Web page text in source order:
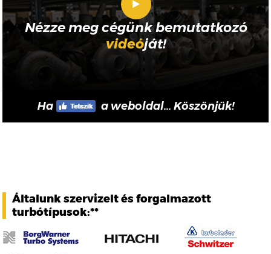
Nézze meg cégünk bemutatkozó
videóját!
Ha a weboldal... Köszönjük!
Általunk szervizelt és forgalmazott
turbótípusok:**